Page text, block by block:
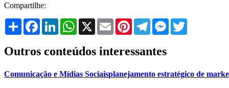
Compartilhe:
Share FacebookLinkedInWhatsApp
X Email PinterestTelegramMessenger
Outros conteúdos interessantes
Comunicação e Mídias Sociaisplanejamento estratégico de